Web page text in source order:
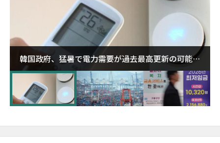
韓国政府、猛暑で電力需要が過去最高更新の可能性
に需給対応体制を点検